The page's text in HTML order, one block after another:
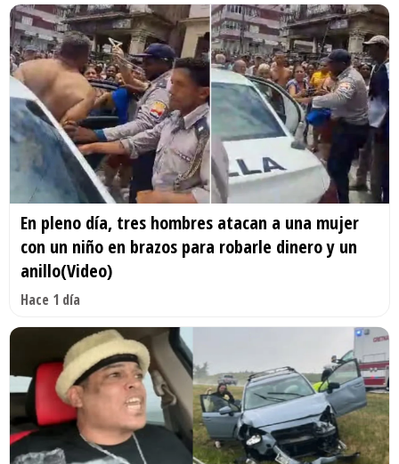
En pleno día, tres hombres atacan a una mujer
con un niño en brazos para robarle dinero y un
anillo(Video)
Hace 1 día